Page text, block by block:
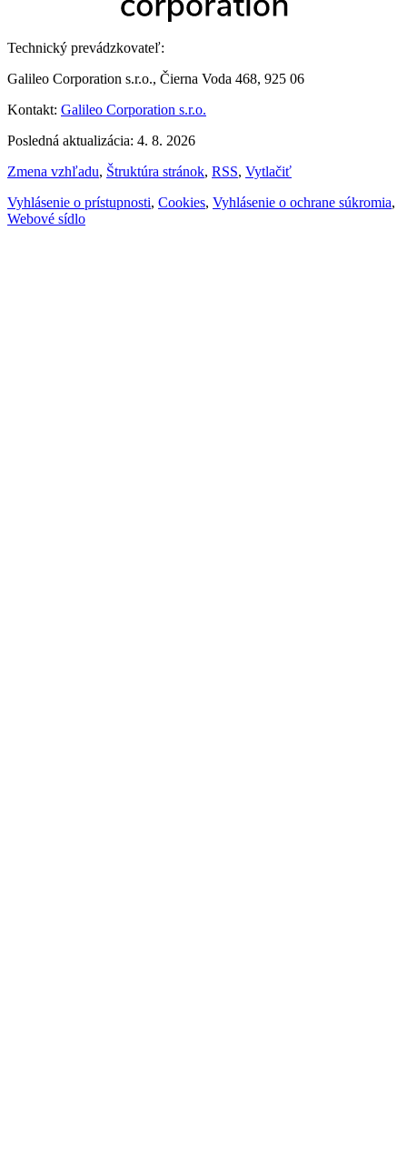
Technický prevádzkovateľ:
Galileo Corporation s.r.o., Čierna Voda 468, 925 06
Kontakt: Galileo Corporation s.r.o.
Posledná aktualizácia: 4. 8. 2026
Zmena vzhľadu, Štruktúra stránok, RSS, Vytlačiť
Vyhlásenie o prístupnosti, Cookies, Vyhlásenie o ochrane súkromia,
Webové sídlo